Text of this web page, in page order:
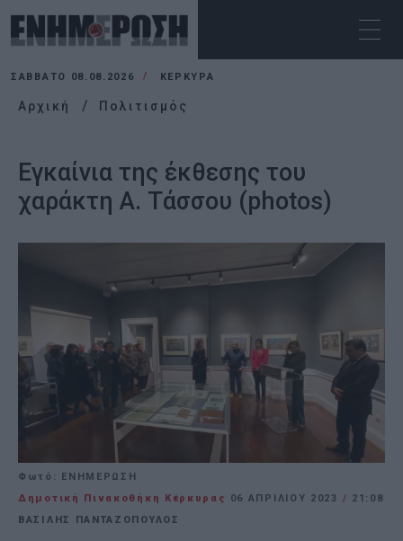
ΣΆΒΒΑΤΟ 08.08.2026 ΚΕΡΚΥΡΑ
Αρχική Πολιτισμός
Εγκαίνια της έκθεσης του
χαράκτη Α. Τάσσου (photos)
Φωτό: ΕΝΗΜΕΡΩΣΗ
Δημοτική Πινακοθήκη Κέρκυρας
06 ΑΠΡΙΛΊΟΥ 2023 / 21:08
ΒΑΣΙΛΗΣ ΠΑΝΤΑΖΟΠΟΥΛΟΣ